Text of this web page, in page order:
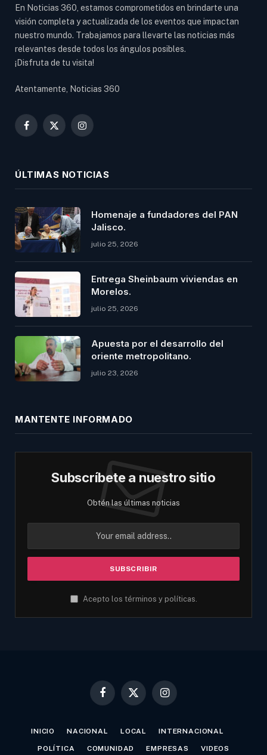
En Noticias 360, estamos comprometidos en brindarte una
visión completa y actualizada de los eventos que impactan
nuestro mundo. Trabajamos para llevarte las noticias más
relevantes desde todos los ángulos posibles.
¡Disfruta de tu visita!
Atentamente, Noticias 360
Facebook
X
Instagram
ÚLTIMAS NOTICIAS
Homenaje a fundadores del PAN
Jalisco.
julio 25, 2026
Entrega Sheinbaum viviendas en
Morelos.
julio 25, 2026
Apuesta por el desarrollo del
oriente metropolitano.
julio 23, 2026
MANTENTE INFORMADO
Subscríbete a nuestro sitio
Obtén las últimas noticias
Acepto los términos y políticas.
Facebook
X
Instagram
INICIO NACIONAL LOCAL INTERNACIONAL
POLÍTICA COMUNIDAD EMPRESAS VIDEOS